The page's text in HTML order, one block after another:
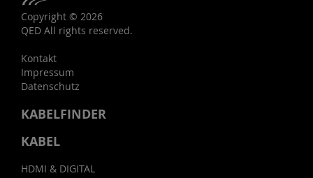
Copyright © 2026
QED All rights reserved.
Kontakt
Impressum
Datenschutz
KABELFINDER
KABEL
HDMI & DIGITAL